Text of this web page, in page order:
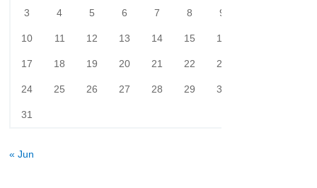
3 4 5 6 7 8 9
10 11 12 13 14 15 16
17 18 19 20 21 22 23
24 25 26 27 28 29 30
31
« Jun